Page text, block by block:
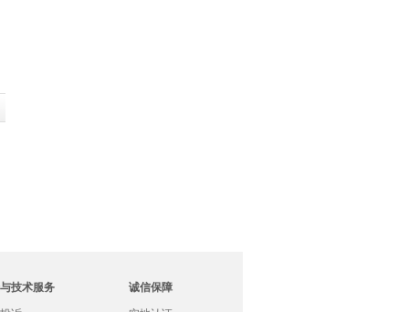
技术服务 诚信保障